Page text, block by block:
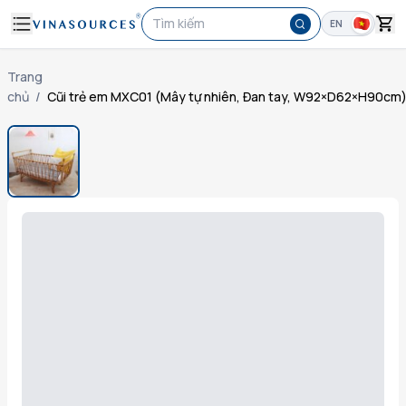
Tìm kiếm EN
Trang
chủ / Cũi trẻ em MXC01 (Mây tự nhiên, Đan tay, W92×D62×H90cm)